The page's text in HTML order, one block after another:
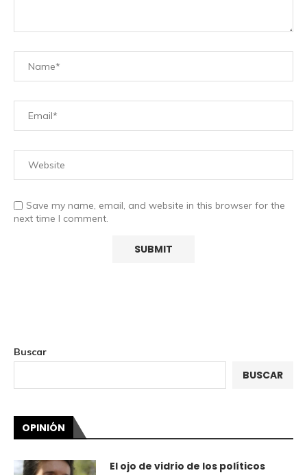
Save my name, email, and website in this browser for the
next time I comment.
Buscar
BUSCAR
OPINIÓN
El ojo de vidrio de los políticos